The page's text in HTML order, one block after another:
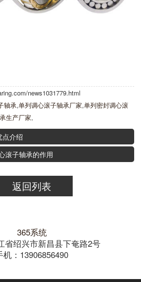
news1031779.html
轴承,单列调心滚子轴承厂家,单列密封调心滚
生产厂家,
点介绍
滚子轴承的作用
返回列表
365系统
省绍兴市新昌县下奄路2号
机：13906856490